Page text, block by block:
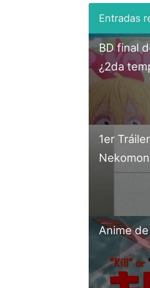
BD final
¿2da
1er
Anime de